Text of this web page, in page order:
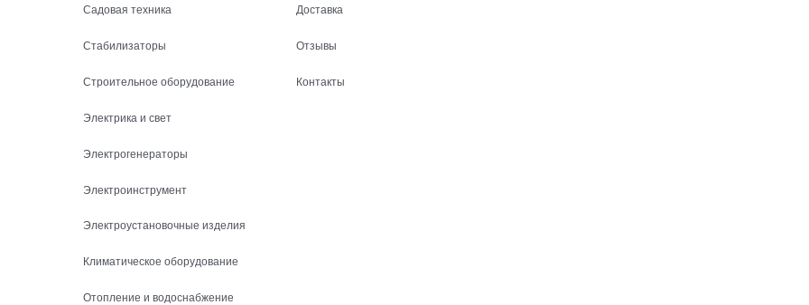
Садовая техника
Стабилизаторы
Строительное оборудование
Электрика и свет
Электрогенераторы
Электроинструмент
Электроустановочные изделия
Климатическое оборудование
Отопление и водоснабжение
Доставка
Отзывы
Контакты